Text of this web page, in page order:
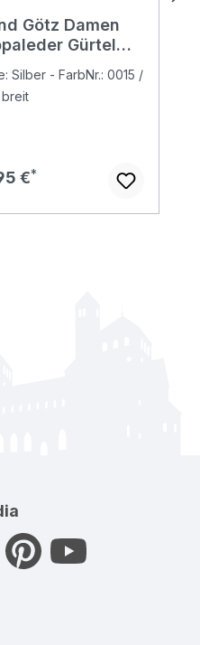
Götz Damen
Gürtel
Silber - FarbNr.: 0015 /
breit
Preis:
€